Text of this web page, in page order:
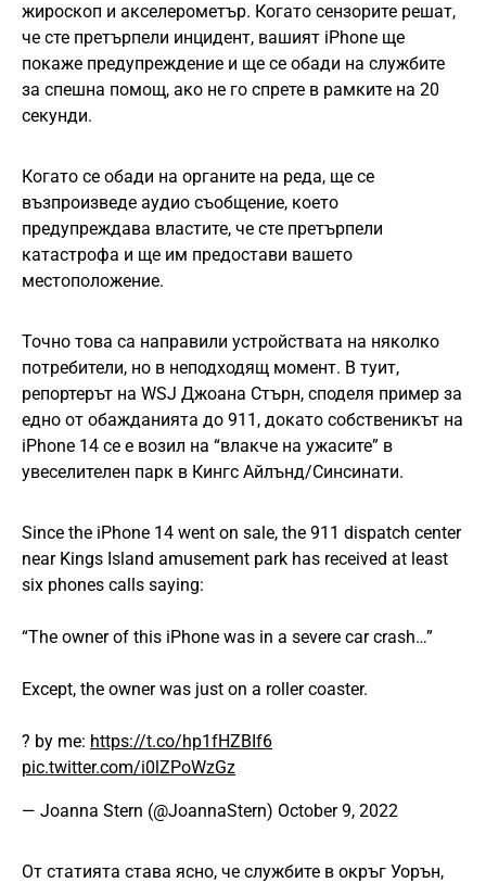
жироскоп и акселерометър. Когато сензорите решат,
че сте претърпели инцидент, вашият iPhone ще
покаже предупреждение и ще се обади на службите
за спешна помощ, ако не го спрете в рамките на 20
секунди.
Когато се обади на органите на реда, ще се
възпроизведе аудио съобщение, което
предупреждава властите, че сте претърпели
катастрофа и ще им предостави вашето
местоположение.
Точно това са направили устройствата на няколко
потребители, но в неподходящ момент. В туит,
репортерът на WSJ Джоана Стърн, споделя пример за
едно от обажданията до 911, докато собственикът на
iPhone 14 се е возил на “влакче на ужасите” в
увеселителен парк в Кингс Айлънд/Синсинати.
Since the iPhone 14 went on sale, the 911 dispatch center
near Kings Island amusement park has received at least
six phones calls saying:
“The owner of this iPhone was in a severe car crash…”
Except, the owner was just on a roller coaster.
? by me: https://t.co/hp1fHZBIf6
pic.twitter.com/i0lZPoWzGz
— Joanna Stern (@JoannaStern) October 9, 2022
От статията става ясно, че службите в окръг Уорън,